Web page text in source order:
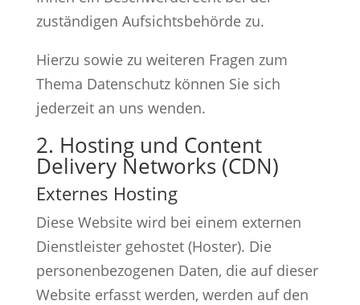
zuständigen Aufsichtsbehörde zu.
Hierzu sowie zu weiteren Fragen zum
Thema Datenschutz können Sie sich
jederzeit an uns wenden.
2. Hosting und Content
Delivery Networks (CDN)
Externes Hosting
Diese Website wird bei einem externen
Dienstleister gehostet (Hoster). Die
personenbezogenen Daten, die auf dieser
Website erfasst werden, werden auf den